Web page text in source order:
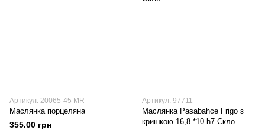
Артикул: 20065-45 MR
Маслянка порцеляна
355.00 грн
Артикул: 97711
Маслянка Pasabahce Frigo з
кришкою 16,8 *10 h7 Скло